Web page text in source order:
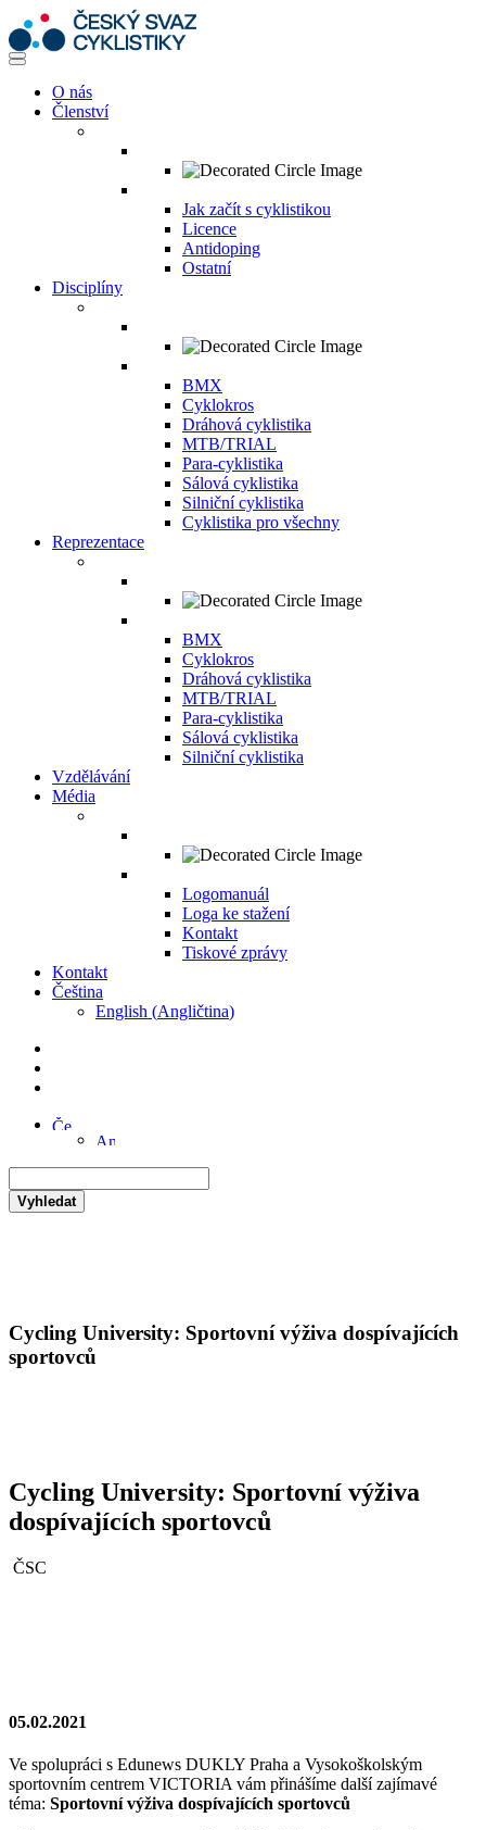
O nás
Členství
Jak začít s cyklistikou
Licence
Antidoping
Ostatní
Disciplíny
BMX
Cyklokros
Dráhová cyklistika
MTB/TRIAL
Para-cyklistika
Sálová cyklistika
Silniční cyklistika
Cyklistika pro všechny
Reprezentace
BMX
Cyklokros
Dráhová cyklistika
MTB/TRIAL
Para-cyklistika
Sálová cyklistika
Silniční cyklistika
Vzdělávání
Média
Logomanuál
Loga ke stažení
Kontakt
Tiskové zprávy
Kontakt
Čeština
English (Angličtina)
Vyhledat
Cycling University: Sportovní výživa dospívajících
sportovců
Cycling University: Sportovní výživa
dospívajících sportovců
ČSC
05.02.2021
Ve spolupráci s Edunews DUKLY Praha a Vysokoškolským
sportovním centrem VICTORIA vám přinášíme další zajímavé
téma: Sportovní výživa dospívajících sportovců